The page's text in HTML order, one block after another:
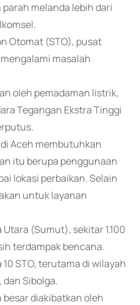
melanda lebih dari
Otomat (STO), pusat
masalah
oleh pemadaman listrik,
Tegangan Ekstra Tinggi
Aceh membutuhkan
itu berupa penggunaan
lokasi perbaikan. Selain
untuk layanan
(Sumut), sekitar 1.100
terdampak bencana.
STO, terutama di wilayah
Sibolga.
diakibatkan oleh